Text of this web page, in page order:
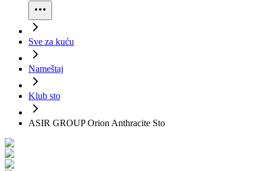
Sve za kuću
Nameštaj
Klub sto
ASIR GROUP Orion Anthracite Sto